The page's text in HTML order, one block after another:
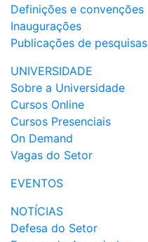
Definições e convenções
Inaugurações
Publicações de pesquisas
UNIVERSIDADE
Sobre a Universidade
Cursos Online
Cursos Presenciais
On Demand
Vagas do Setor
EVENTOS
NOTÍCIAS
Defesa do Setor